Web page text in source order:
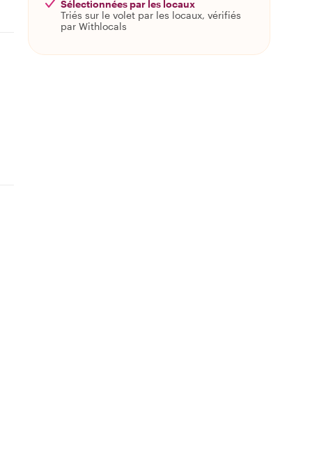
Sélectionnées par les locaux
Triés sur le volet par les locaux, vérifiés
par Withlocals